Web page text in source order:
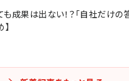
成果は出ない！？「自社だけの